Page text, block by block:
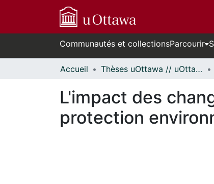
Communautés et collectionsParcourir
Accueil Thèses uOttawa // uOttawa Theses
L'impact des
protection